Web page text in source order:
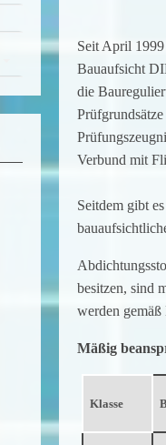
Seit April
Bauaufsicht
die
Verbund mit
Seitdem gibt
besitzen, sind
werden
Mäßig
Klasse